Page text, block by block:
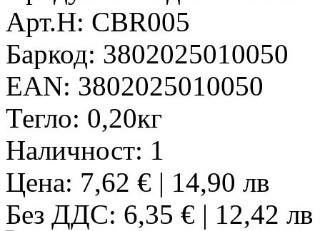
Арт.Н: CBR005
Баркод: 3802025010050
EAN: 3802025010050
Тегло: 0,20кг
Наличност: 1
Цена: 7,62 € | 14,90 лв
Без ДДС: 6,35 € | 12,42 лв